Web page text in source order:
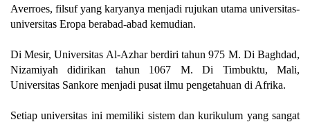
Averroes, filsuf yang karyanya menjadi rujukan utama universitas-
universitas Eropa berabad-abad kemudian.
Di Mesir, Universitas Al-Azhar berdiri tahun 975 M. Di Baghdad,
Nizamiyah didirikan tahun 1067 M. Di Timbuktu, Mali,
Universitas Sankore menjadi pusat ilmu pengetahuan di Afrika.
Setiap universitas ini memiliki sistem dan kurikulum yang sangat